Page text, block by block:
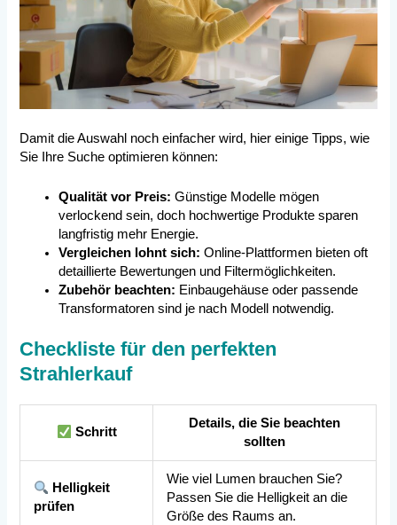
Damit die Auswahl noch einfacher wird, hier einige Tipps, wie
Sie Ihre Suche optimieren können:
Qualität vor Preis: Günstige Modelle mögen
verlockend sein, doch hochwertige Produkte sparen
langfristig mehr Energie.
Vergleichen lohnt sich: Online-Plattformen bieten oft
detaillierte Bewertungen und Filtermöglichkeiten.
Zubehör beachten: Einbaugehäuse oder passende
Transformatoren sind je nach Modell notwendig.
Checkliste für den perfekten
Strahlerkauf
Schritt
Details, die Sie beachten
sollten
Helligkeit
prüfen
Wie viel Lumen brauchen Sie?
Passen Sie die Helligkeit an die
Größe des Raums an.